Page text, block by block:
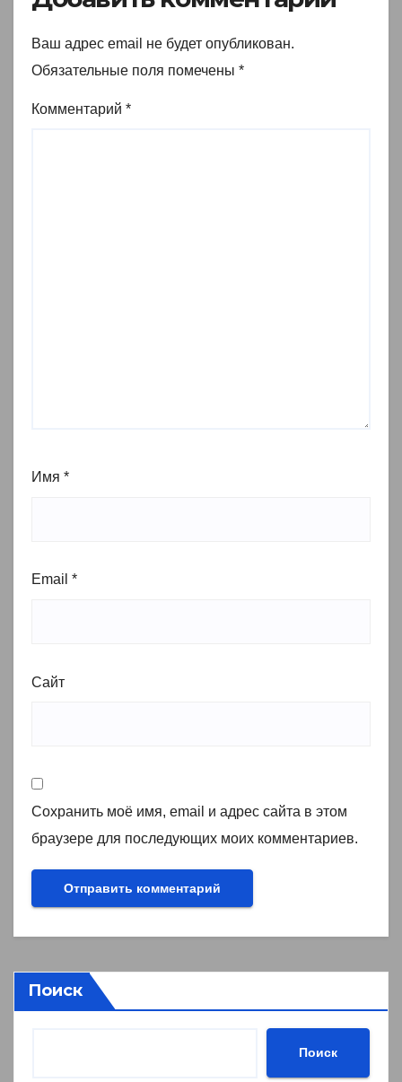
Ваш адрес email не будет опубликован.
Обязательные поля помечены *
Комментарий *
Имя *
Email *
Сайт
Сохранить моё имя, email и адрес сайта в этом
браузере для последующих моих комментариев.
Поиск
Поиск